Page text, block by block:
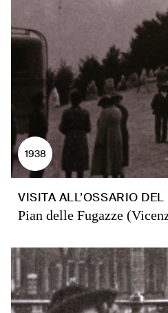
1938
VISITA ALL’OSSARIO
Pian delle Fugazze